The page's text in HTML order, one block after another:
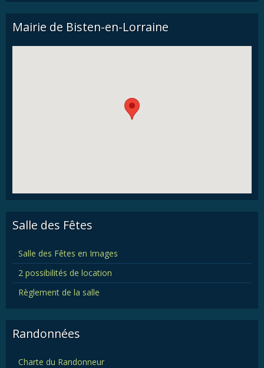
Mairie de Bisten-en-Lorraine
Salle des Fêtes
Salle des Fêtes en Images
2 possibilités de location
Règlement de la salle
Randonnées
Charte du Randonneur